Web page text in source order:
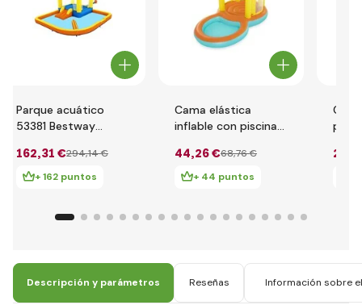
Parque acuático
53381 Bestway
3.40m x 1.52m
Beach Bounce
162,31 €294,14 €
+ 162 puntos
Cama elástica
inflable con piscina
2.39m x 1.42m x
1.02m
44,26 €68,76 €
+ 44 puntos
para
20
Descripción y parámetros Reseñas Información sobre